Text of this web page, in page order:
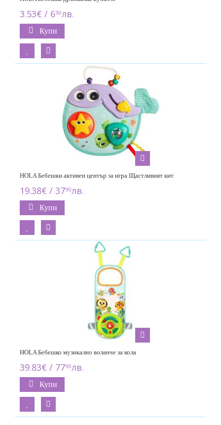
3.53€ / 690лв.
Купи
HOLA Бебешки активен център за игра Щастливият кит
19.38€ / 3790лв.
Купи
HOLA Бебешко музикално воланче за кола
39.83€ / 7790лв.
Купи